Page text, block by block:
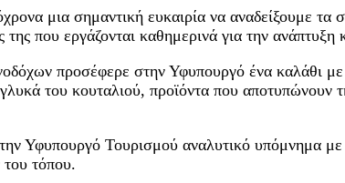
μια σημαντική ευκαιρία να αναδείξουμε
που εργάζονται καθημερινά για την
προσέφερε στην Υφυπουργό ένα καλάθι
του κουταλιού, προϊόντα που
Υφυπουργό Τουρισμού αναλυτικό υπόμνημα με
του τόπου.